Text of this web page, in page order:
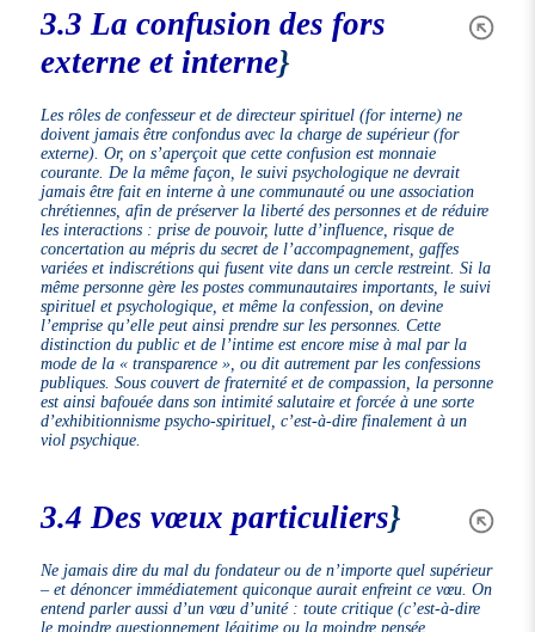
3.3 La confusion des fors
externe et interne}
Les rôles de confesseur et de directeur spirituel (for interne) ne
doivent jamais être confondus avec la charge de supérieur (for
externe). Or, on s’aperçoit que cette confusion est monnaie
courante. De la même façon, le suivi psychologique ne devrait
jamais être fait en interne à une communauté ou une association
chrétiennes, afin de préserver la liberté des personnes et de réduire
les interactions : prise de pouvoir, lutte d’influence, risque de
concertation au mépris du secret de l’accompagnement, gaffes
variées et indiscrétions qui fusent vite dans un cercle restreint. Si la
même personne gère les postes communautaires importants, le suivi
spirituel et psychologique, et même la confession, on devine
l’emprise qu’elle peut ainsi prendre sur les personnes. Cette
distinction du public et de l’intime est encore mise à mal par la
mode de la « transparence », ou dit autrement par les confessions
publiques. Sous couvert de fraternité et de compassion, la personne
est ainsi bafouée dans son intimité salutaire et forcée à une sorte
d’exhibitionnisme psycho-spirituel, c’est-à-dire finalement à un
viol psychique.
3.4 Des vœux particuliers}
Ne jamais dire du mal du fondateur ou de n’importe quel supérieur
– et dénoncer immédiatement quiconque aurait enfreint ce vœu. On
entend parler aussi d’un vœu d’unité : toute critique (c’est-à-dire
le moindre questionnement légitime ou la moindre pensée